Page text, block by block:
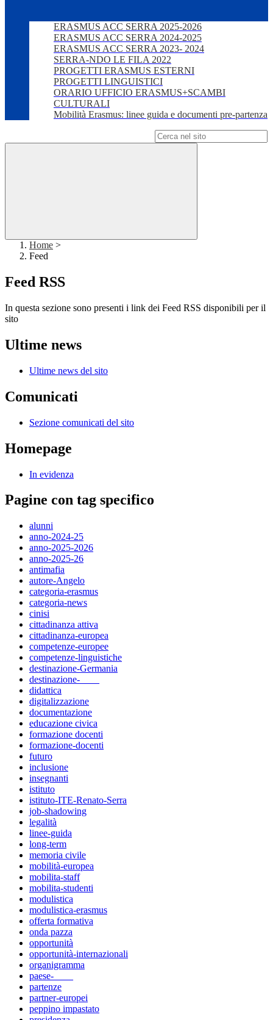
ERASMUS ACC SERRA 2025-2026
ERASMUS ACC SERRA 2024-2025
ERASMUS ACC SERRA 2023- 2024
SERRA-NDO LE FILA 2022
PROGETTI ERASMUS ESTERNI
PROGETTI LINGUISTICI
ORARIO UFFICIO ERASMUS+SCAMBI
CULTURALI
Mobilità Erasmus: linee guida e documenti pre-partenza
Home >
Feed
Feed RSS
In questa sezione sono presenti i link dei Feed RSS disponibili per il
sito
Ultime news
Ultime news del sito
Comunicati
Sezione comunicati del sito
Homepage
In evidenza
Pagine con tag specifico
alunni
anno-2024-25
anno-2025-2026
anno-2025-26
antimafia
autore-Angelo
categoria-erasmus
categoria-news
cinisi
cittadinanza attiva
cittadinanza-europea
competenze-europee
competenze-linguistiche
destinazione-Germania
destinazione-____
didattica
digitalizzazione
documentazione
educazione civica
formazione docenti
formazione-docenti
futuro
inclusione
insegnanti
istituto
istituto-ITE-Renato-Serra
job-shadowing
legalità
linee-guida
long-term
memoria civile
mobilità-europea
mobilita-staff
mobilita-studenti
modulistica
modulistica-erasmus
offerta formativa
onda pazza
opportunità
opportunità-internazionali
organigramma
paese-____
partenze
partner-europei
peppino impastato